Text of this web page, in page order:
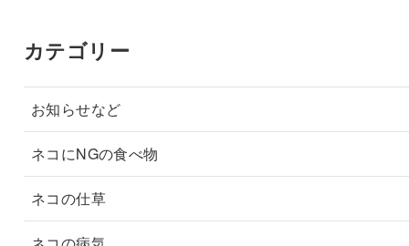
カテゴリー
お知らせなど
ネコにNGの食べ物
ネコの仕草